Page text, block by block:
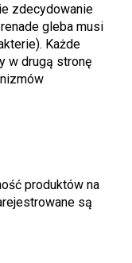
zdecydowanie
gleba musi
Każde
w drugą stronę
produktów na
są